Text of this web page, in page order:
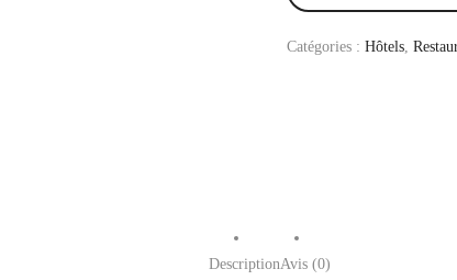
Catégories : Hôtels,
DescriptionAvis (0)